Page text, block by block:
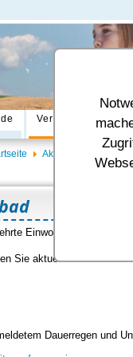
Verwaltung &
Aktuelles Freibad
Einwohnerinnen und
Sie aktuelle
Dauerregen und